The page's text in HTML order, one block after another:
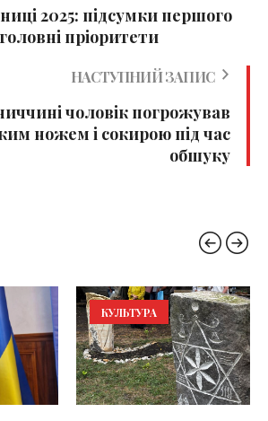
2025: підсумки першого
пріоритети
НАСТУПНИЙ ЗАПИС
чоловік погрожував
ножем і сокирою під час
обшуку
КУЛЬТУРА